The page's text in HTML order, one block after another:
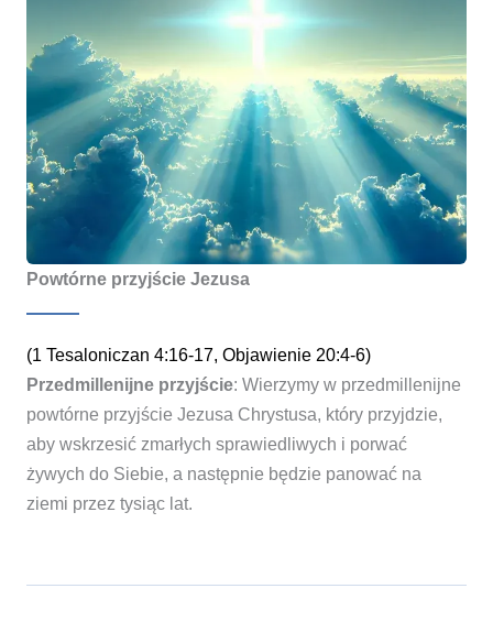
Powtórne przyjście Jezusa
(1 Tesaloniczan 4:16-17, Objawienie 20:4-6)
Przedmillenijne przyjście: Wierzymy w przedmillenijne
powtórne przyjście Jezusa Chrystusa, który przyjdzie,
aby wskrzesić zmarłych sprawiedliwych i porwać
żywych do Siebie, a następnie będzie panować na
ziemi przez tysiąc lat.